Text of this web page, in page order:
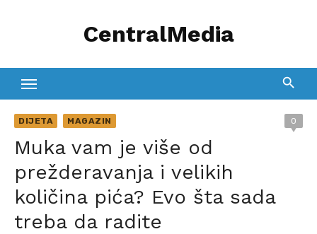
CentralMedia
DIJETA MAGAZIN 0
Muka vam je više od
prežderavanja i velikih
količina pića? Evo šta sada
treba da radite